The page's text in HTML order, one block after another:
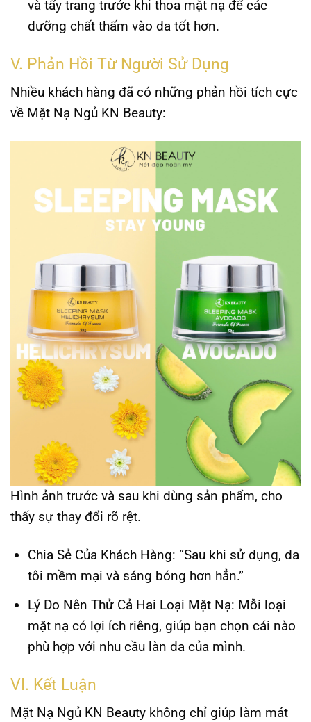
và tẩy trang trước khi thoa mặt nạ để các
dưỡng chất thấm vào da tốt hơn.
V. Phản Hồi Từ Người Sử Dụng
Nhiều khách hàng đã có những phản hồi tích cực
về Mặt Nạ Ngủ KN Beauty:
Hình ảnh trước và sau khi dùng sản phẩm, cho
thấy sự thay đổi rõ rệt.
Chia Sẻ Của Khách Hàng: “Sau khi sử dụng, da
tôi mềm mại và sáng bóng hơn hẳn.”
Lý Do Nên Thử Cả Hai Loại Mặt Nạ: Mỗi loại
mặt nạ có lợi ích riêng, giúp bạn chọn cái nào
phù hợp với nhu cầu làn da của mình.
VI. Kết Luận
Mặt Nạ Ngủ KN Beauty không chỉ giúp làm mát